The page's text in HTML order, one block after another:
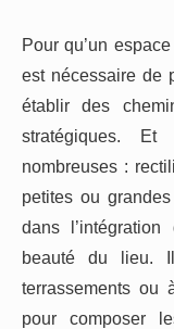
Pour qu’un
est nécessaire de
établir des
stratégiques.
nombreuses :
petites ou
dans
beauté du lieu.
terrassements ou
pour composer